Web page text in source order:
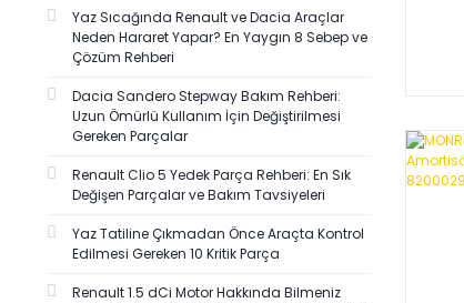
EGEKARAYEL (3)
GATES (3)
İŞLER (3)
SOSA (3)
ZENON (3)
ART-ERAYNA (2)
Yaz Sıcağında Renault ve Dacia Araçlar
Neden Hararet Yapar? En Yaygın 8 Sebep ve
Çözüm Rehberi
Dacia Sandero Stepway Bakım Rehberi:
Uzun Ömürlü Kullanım İçin Değiştirilmesi
Gereken Parçalar
Renault Clio 5 Yedek Parça Rehberi: En Sık
Değişen Parçalar ve Bakım Tavsiyeleri
Yaz Tatiline Çıkmadan Önce Araçta Kontrol
Edilmesi Gereken 10 Kritik Parça
Renault 1.5 dCi Motor Hakkında Bilmeniz